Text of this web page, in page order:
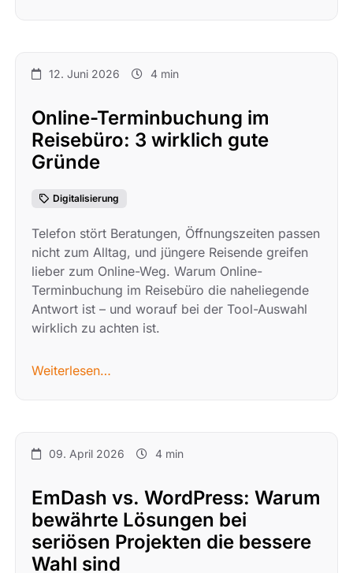
12. Juni 2026 4 min
Online-Terminbuchung im
Reisebüro: 3 wirklich gute
Gründe
Digitalisierung
Telefon stört Beratungen, Öffnungszeiten passen
nicht zum Alltag, und jüngere Reisende greifen
lieber zum Online-Weg. Warum Online-
Terminbuchung im Reisebüro die naheliegende
Antwort ist – und worauf bei der Tool-Auswahl
wirklich zu achten ist.
Weiterlesen…
09. April 2026 4 min
EmDash vs. WordPress: Warum
bewährte Lösungen bei
seriösen Projekten die bessere
Wahl sind